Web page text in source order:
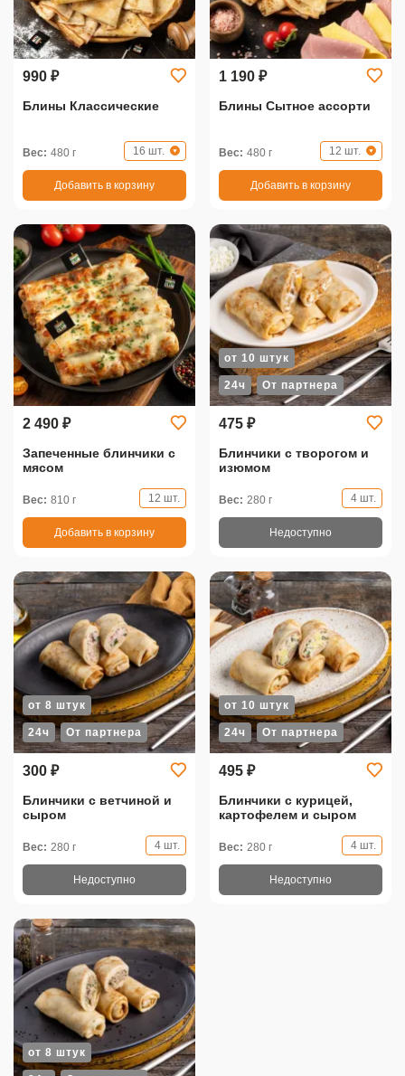
990 ₽
Блины Классические
Вес: 480 г 16 шт.
Добавить в корзину
1 190 ₽
Блины Сытное ассорти
Вес: 480 г 12 шт.
Добавить в корзину
2 490 ₽
Запеченные блинчики с
мясом
Вес: 810 г 12 шт.
Добавить в корзину
24ч От партнера
от 10 штук
475 ₽
Блинчики с творогом и
изюмом
Вес: 280 г 4 шт.
Недоступно
24ч От партнера
от 8 штук
300 ₽
Блинчики с ветчиной и
сыром
Вес: 280 г 4 шт.
Недоступно
24ч От партнера
от 10 штук
495 ₽
Блинчики с курицей,
картофелем и сыром
Вес: 280 г 4 шт.
Недоступно
от 8 штук